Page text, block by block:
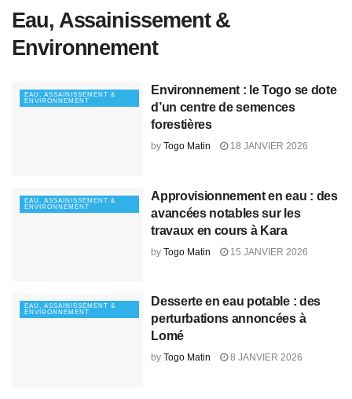
Eau, Assainissement &
Environnement
EAU, ASSAINISSEMENT &
ENVIRONNEMENT
Environnement : le Togo se dote
d’un centre de semences
forestières
by Togo Matin 18 JANVIER 2026
EAU, ASSAINISSEMENT &
ENVIRONNEMENT
Approvisionnement en eau : des
avancées notables sur les
travaux en cours à Kara
by Togo Matin 15 JANVIER 2026
EAU, ASSAINISSEMENT &
ENVIRONNEMENT
Desserte en eau potable : des
perturbations annoncées à
Lomé
by Togo Matin 8 JANVIER 2026